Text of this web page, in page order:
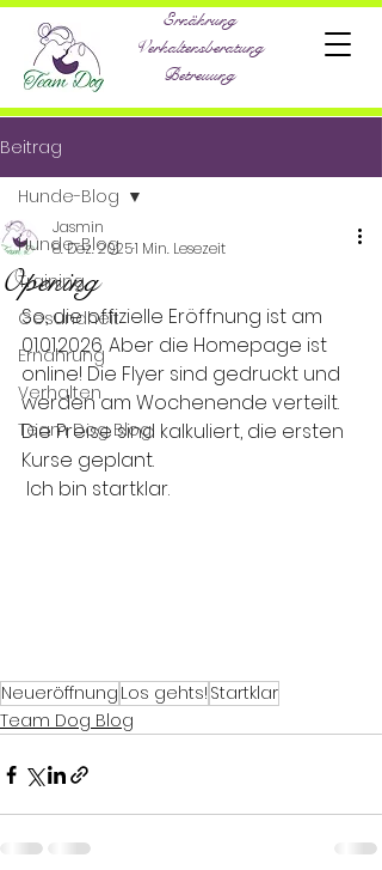
Ernährung
Verhaltensberatung
Betreuung
Beitrag
Hunde-Blog
Training
Gesundheit
Ernährung
Verhalten
Team Dog Blog
Hunde-Blog
Opening
Jasmin
8. Dez. 20251 Min. Lesezeit
So, die offizielle Eröffnung ist am
01.01.2026. Aber die Homepage ist
online! Die Flyer sind gedruckt und
werden am Wochenende verteilt.
Die Preise sind kalkuliert, die ersten
Kurse geplant.
Ich bin startklar.
Neueröffnung Los gehts! Startklar
Team Dog Blog